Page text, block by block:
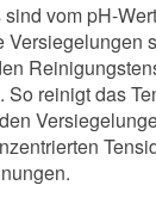
vom pH-
Versiegelungen
reinigt das